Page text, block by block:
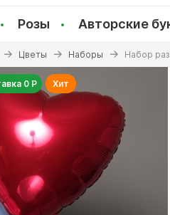
Розы Авторские
Цветы Наборы Набор
0 Р Хит